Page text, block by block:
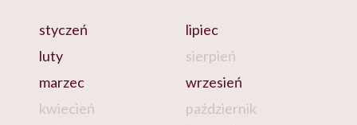
styczeń
luty
marzec
kwiecień
lipiec
sierpień
wrzesień
październik